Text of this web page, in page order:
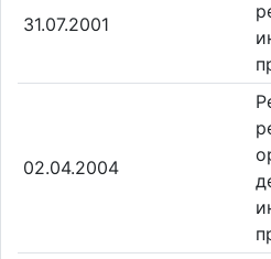
31.07.2001
02.04.2004